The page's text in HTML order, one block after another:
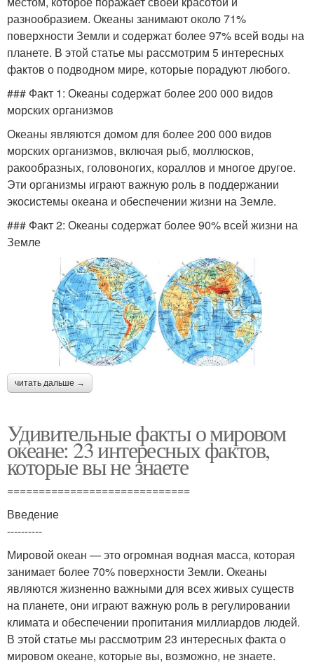
разнообразием. Океаны занимают около 71%
поверхности Земли и содержат более 97% всей воды на
планете. В этой статье мы рассмотрим 5 интересных
фактов о подводном мире, которые порадуют любого.
### Факт 1: Океаны содержат более 200 000 видов
морских организмов
Океаны являются домом для более 200 000 видов
морских организмов, включая рыб, моллюсков,
ракообразных, головоногих, кораллов и многое другое.
Эти организмы играют важную роль в поддержании
экосистемы океана и обеспечении жизни на Земле.
### Факт 2: Океаны содержат более 90% всей жизни на
Земле
читать дальше →
Удивительные факты о мировом
океане: 23 интересных фактов,
которые вы не знаете
=============================
Введение
----------
Мировой океан — это огромная водная масса, которая
занимает более 70% поверхности Земли. Океаны
являются жизненно важными для всех живых существ
на планете, они играют важную роль в регулировании
климата и обеспечении пропитания миллиардов людей.
В этой статье мы рассмотрим 23 интересных факта о
мировом океане, которые вы, возможно, не знаете.